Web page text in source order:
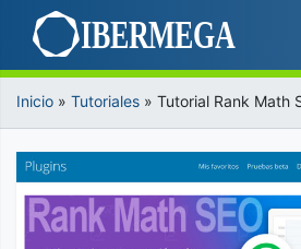
contenido
Inicio » Tutoriales » Tutorial Rank Math